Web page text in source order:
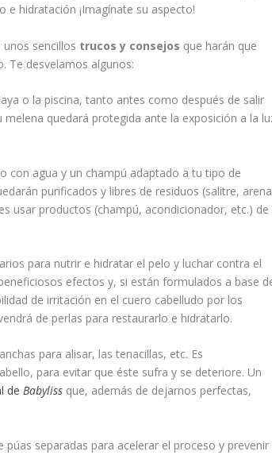
e hidratación ¡Imagínate su aspecto!
unos sencillos trucos y consejos que harán que
Te desvelamos algunos:
o la piscina, tanto antes como después de salir
quedará protegida ante la exposición a la
con agua y un champú adaptado a tu tipo de
purificados y libres de residuos (salitre,
usar productos (champú, acondicionador, etc.) de
para nutrir e hidratar el pelo y luchar contra el
efectos y, si están formulados a base
de irritación en el cuero cabelludo por los
de perlas para restaurarlo e hidratarlo.
para alisar, las tenacillas, etc. Es
para evitar que éste sufra y se deteriore. Un
deBabyliss que, además de dejarnos perfectas,
separadas para acelerar el proceso y prevenir